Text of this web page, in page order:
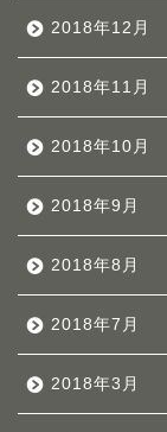
2018年12月
2018年11月
2018年10月
2018年9月
2018年8月
2018年7月
2018年3月